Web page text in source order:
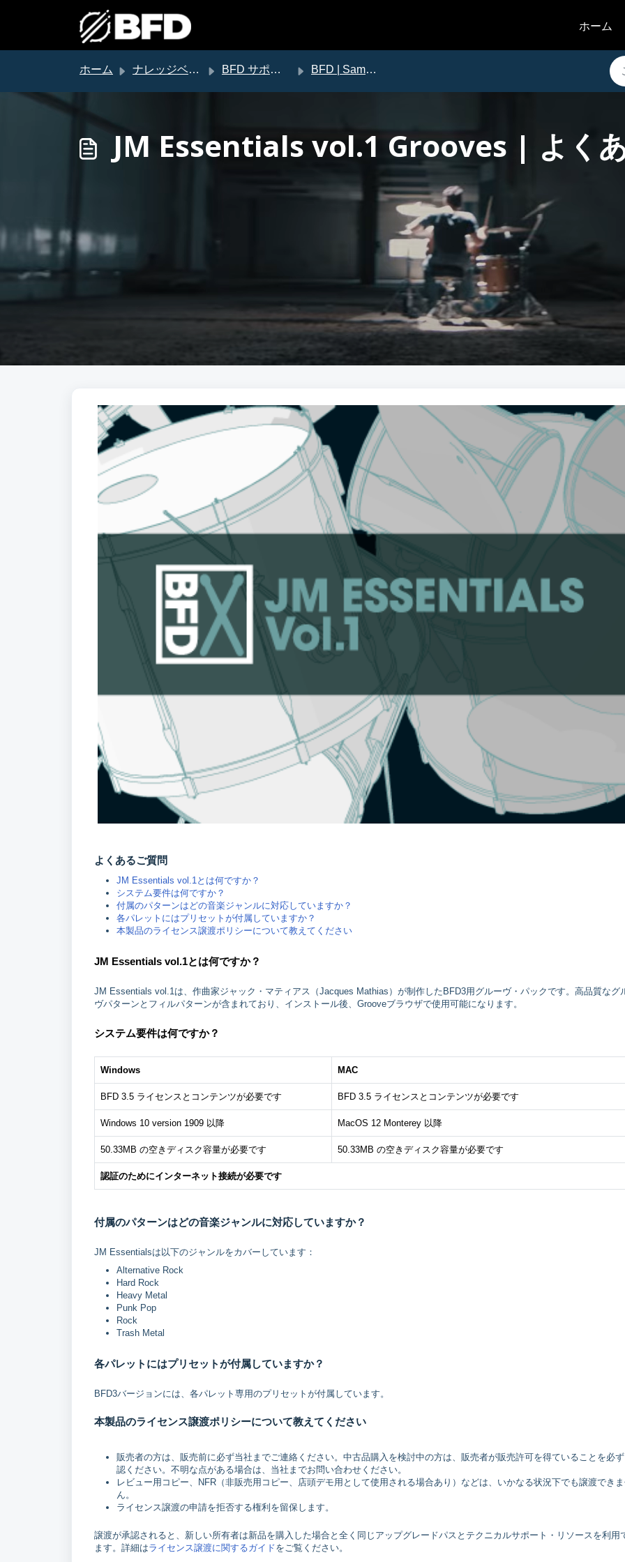
ホーム
ホーム ナレッジベース BFD サポート BFD | Sample and Groove Packs
JM Essentials vol.1 Grooves | よく
よくあるご質問
JM Essentials vol.1とは何ですか？
システム要件は何ですか？
付属のパターンはどの音楽ジャンルに対応していますか？
各パレットにはプリセットが付属していますか？
本製品のライセンス譲渡ポリシーについて教えてください
JM Essentials vol.1とは何ですか？
JM Essentials vol.1は、作曲家ジャック・マティアス（Jacques Mathias）が制作したBFD3用グルーヴ・パックです。高品質なグ
ヴパターンとフィルパターンが含まれており、インストール後、Grooveブラウザで使用可能になります。
システム要件は何ですか？
Windows MAC
BFD 3.5 ライセンスとコンテンツが必要です BFD 3.5 ライセンスとコンテンツが必要です
Windows 10 version 1909 以降 MacOS 12 Monterey 以降
50.33MB の空きディスク容量が必要です 50.33MB の空きディスク容量が必要です
認証のためにインターネット接続が必要です
付属のパターンはどの音楽ジャンルに対応していますか？
JM Essentialsは以下のジャンルをカバーしています：
Alternative Rock
Hard Rock
Heavy Metal
Punk Pop
Rock
Trash Metal
各パレットにはプリセットが付属していますか？
BFD3バージョンには、各パレット専用のプリセットが付属しています。
本製品のライセンス譲渡ポリシーについて教えてください
販売者の方は、販売前に必ず当社までご連絡ください。中古品購入を検討中の方は、販売者が販売許可を得ていることを必
認ください。不明な点がある場合は、当社までお問い合わせください。
レビュー用コピー、NFR（非販売用コピー、店頭デモ用として使用される場合あり）などは、いかなる状況下でも譲渡でき
ん。
ライセンス譲渡の申請を拒否する権利を留保します。
譲渡が承認されると、新しい所有者は新品を購入した場合と全く同じアップグレードパスとテクニカルサポート・リソースを利用
ます。詳細はライセンス譲渡に関するガイドをご覧ください。